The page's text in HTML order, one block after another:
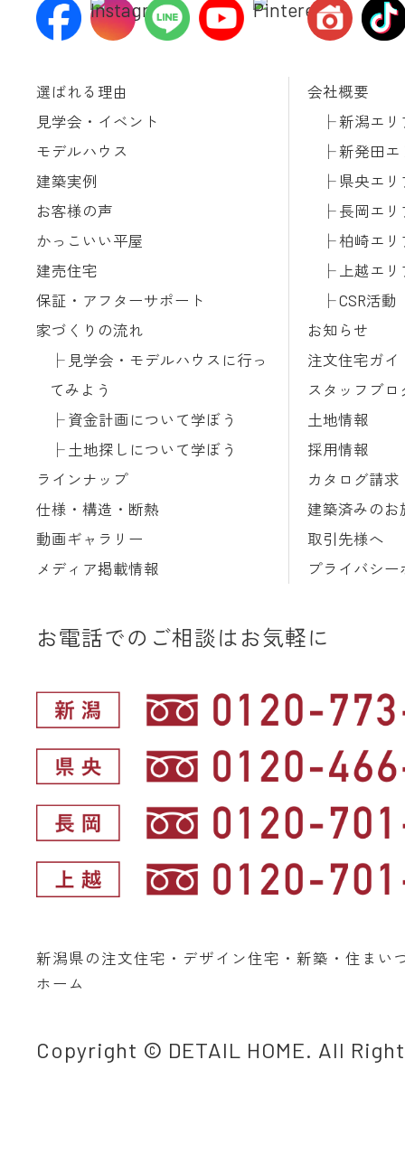
選ばれる理由
見学会・イベント
モデルハウス
建築実例
お客様の声
かっこいい平屋
建売住宅
保証・アフターサポート
家づくりの流れ
見学会・モデルハウスに行っ
てみよう
資金計画について学ぼう
土地探しについて学ぼう
ラインナップ
仕様・構造・断熱
動画ギャラリー
メディア掲載情報
会社概要
新潟エリ
新発田エ
県央エリ
長岡エリ
柏崎エリ
上越エリ
CSR活動
お知らせ
注文住宅ガイ
スタッフブロ
土地情報
採用情報
カタログ請求
建築済みのお
取引先様へ
プライバシー
お電話でのご相談はお気軽に
新潟県の注文住宅・デザイン住宅・新築・住まい
ホーム
Copyright © DETAIL HOME. All